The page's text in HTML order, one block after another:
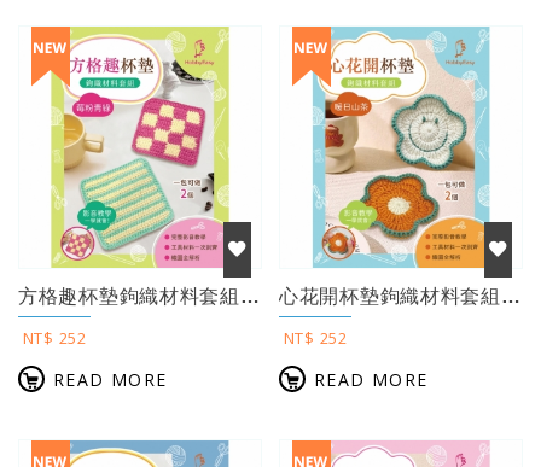
方格趣杯墊鉤織材料套組──莓粉青綠（含完整教學影片＋織圖）
NT$ 252
READ MORE
心花開杯墊鉤織材料套組──暖日山茶（含完整教學影片＋織圖）
NT$ 252
READ MORE